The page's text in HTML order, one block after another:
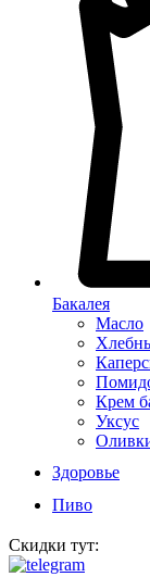
Бакалея
Масло
Крем
Уксус
Здоровье
Пиво
Скидки тут: